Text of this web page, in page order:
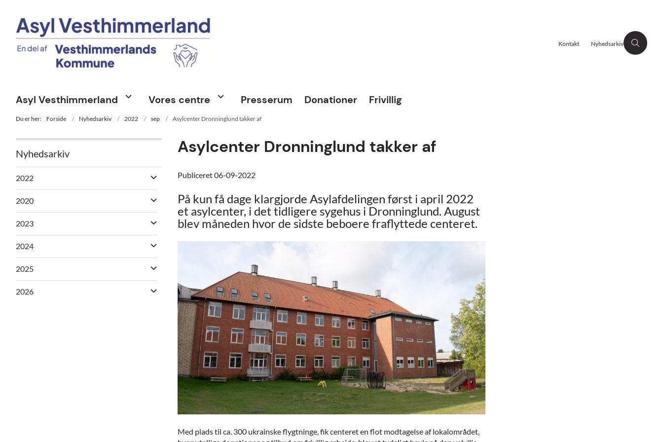
Kontakt Nyhedsarkiv
Asyl Vesthimmerland Vores centre Presserum Donationer Frivillig
Du er her: Forside Nyhedsarkiv 2022 sep Asylcenter Dronninglund takker af
Nyhedsarkiv
2022
2020
2023
2024
2025
2026
Asylcenter Dronninglund takker af
Publiceret06-09-2022
På kun få dage klargjorde Asylafdelingen først i april 2022
et asylcenter, i det tidligere sygehus i Dronninglund. August
blev måneden hvor de sidste beboere fraflyttede centeret.
Med plads til ca. 300 ukrainske flygtninge, fik centeret en flot modtagelse af lokalområdet,